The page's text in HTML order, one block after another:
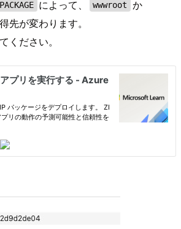
によって、 wwwroot か
先が変わります。
ください。